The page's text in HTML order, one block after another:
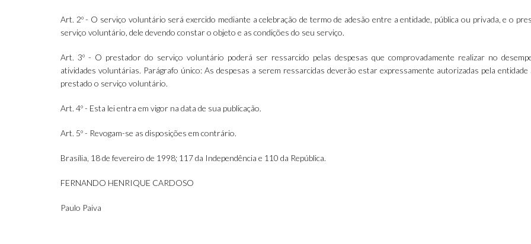
Art. 2º - O serviço voluntário será exercido mediante a celebração de termo de adesão entre a entidade, pública ou privada, e o
serviço voluntário, dele devendo constar o objeto e as condições do seu serviço.
Art. 3º - O prestador do serviço voluntário poderá ser ressarcido pelas despesas que comprovadamente realizar no
atividades voluntárias. Parágrafo único: As despesas a serem ressarcidas deverão estar expressamente autorizadas pela entidade
prestado o serviço voluntário.
Art. 4º - Esta lei entra em vigor na data de sua publicação.
Art. 5º - Revogam-se as disposições em contrário.
Brasília, 18 de fevereiro de 1998; 117 da Independência e 110 da República.
FERNANDO HENRIQUE CARDOSO
Paulo Paiva